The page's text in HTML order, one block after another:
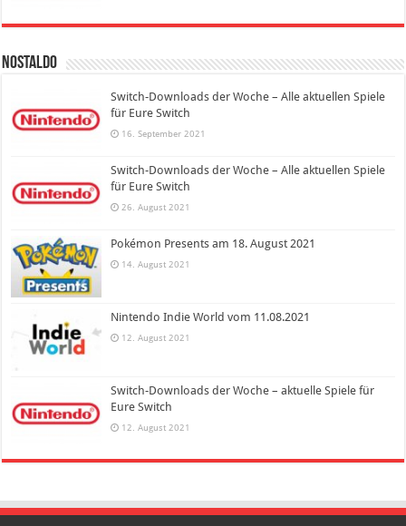
Nostaldo
Switch-Downloads der Woche – Alle aktuellen Spiele
für Eure Switch
16. September 2021
Switch-Downloads der Woche – Alle aktuellen Spiele
für Eure Switch
26. August 2021
Pokémon Presents am 18. August 2021
14. August 2021
Nintendo Indie World vom 11.08.2021
12. August 2021
Switch-Downloads der Woche – aktuelle Spiele für
Eure Switch
12. August 2021